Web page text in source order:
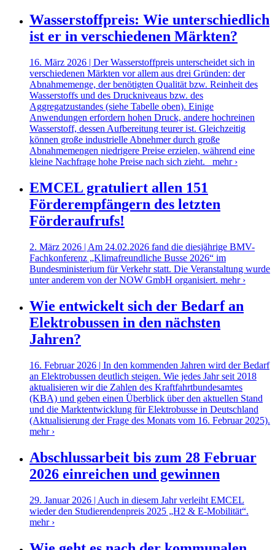
Wasserstoffpreis: Wie unterschiedlich
ist er in verschiedenen Märkten?
16. März 2026 | Der Wasserstoffpreis unterscheidet sich in
verschiedenen Märkten vor allem aus drei Gründen: der
Abnahmemenge, der benötigten Qualität bzw. Reinheit des
Wasserstoffs und des Druckniveaus bzw. des
Aggregatzustandes (siehe Tabelle oben). Einige
Anwendungen erfordern hohen Druck, andere hochreinen
Wasserstoff, dessen Aufbereitung teurer ist. Gleichzeitig
können große industrielle Abnehmer durch große
Abnahmemengen niedrigere Preise erzielen, während eine
kleine Nachfrage hohe Preise nach sich zieht. mehr ›
EMCEL gratuliert allen 151
Förderempfängern des letzten
Förderaufrufs!
2. März 2026 | Am 24.02.2026 fand die diesjährige BMV-
Fachkonferenz „Klimafreundliche Busse 2026“ im
Bundesministerium für Verkehr statt. Die Veranstaltung wurde
unter anderem von der NOW GmbH organisiert. mehr ›
Wie entwickelt sich der Bedarf an
Elektrobussen in den nächsten
Jahren?
16. Februar 2026 | In den kommenden Jahren wird der Bedarf
an Elektrobussen deutlich steigen. Wie jedes Jahr seit 2018
aktualisieren wir die Zahlen des Kraftfahrtbundesamtes
(KBA) und geben einen Überblick über den aktuellen Stand
und die Marktentwicklung für Elektrobusse in Deutschland
(Aktualisierung der Frage des Monats vom 16. Februar 2025).
mehr ›
Abschlussarbeit bis zum 28 Februar
2026 einreichen und gewinnen
29. Januar 2026 | Auch in diesem Jahr verleiht EMCEL
wieder den Studierendenpreis 2025 „H2 & E-Mobilität“.
mehr ›